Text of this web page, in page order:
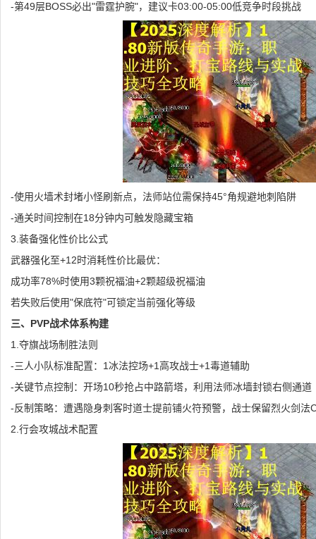
-第49层BOSS必出"雷霆护腕"，建议卡03:00-05:00低竞争时段挑战
-使用火墙术封堵小怪刷新点，法师站位需保持45°角规避地刺陷阱
-通关时间控制在18分钟内可触发隐藏宝箱
3.装备强化性价比公式
武器强化至+12时消耗性价比最优：
成功率78%时使用3颗祝福油+2颗超级祝福油
若失败后使用"保底符"可锁定当前强化等级
三、PVP战术体系构建
1.夺旗战场制胜法则
-三人小队标准配置：1冰法控场+1高攻战士+1毒道辅助
-关键节点控制：开场10秒抢占中路箭塔，利用法师冰墙封锁右侧通道
-反制策略：遭遇隐身刺客时道士提前铺火符预警，战士保留烈火剑法
2.行会攻城战术配置